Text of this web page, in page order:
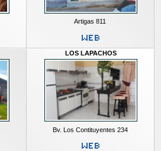
Artigas 811
LOS LAPACHOS
Bv. Los Contituyentes 234